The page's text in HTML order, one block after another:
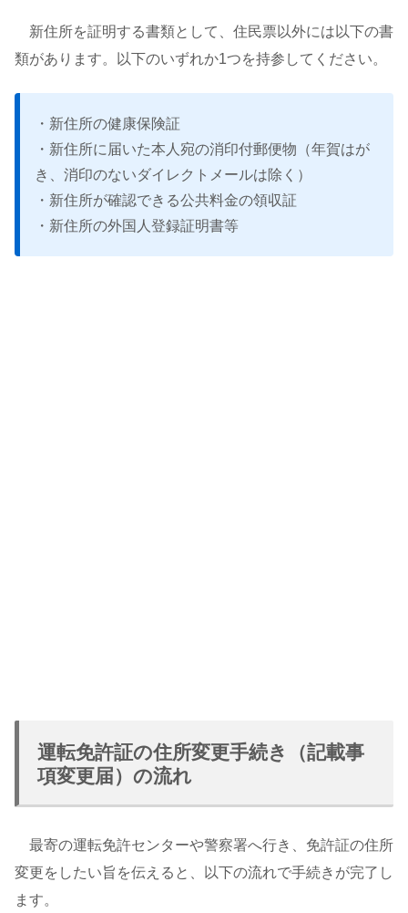
新住所を証明する書類として、住民票以外には以下の書
類があります。以下のいずれか1つを持参してください。
・新住所の健康保険証
・新住所に届いた本人宛の消印付郵便物（年賀はが
き、消印のないダイレクトメールは除く）
・新住所が確認できる公共料金の領収証
・新住所の外国人登録証明書等
運転免許証の住所変更手続き（記載事
項変更届）の流れ
最寄の運転免許センターや警察署へ行き、免許証の住所
変更をしたい旨を伝えると、以下の流れで手続きが完了し
ます。